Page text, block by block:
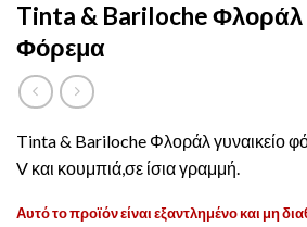
Tinta & Bariloche Φλοράλ
Φόρεμα
Tinta & Bariloche Φλοράλ γυναικείο
V και κουμπιά,σε ίσια γραμμή.
Αυτό το προϊόν είναι εξαντλημένο και μη